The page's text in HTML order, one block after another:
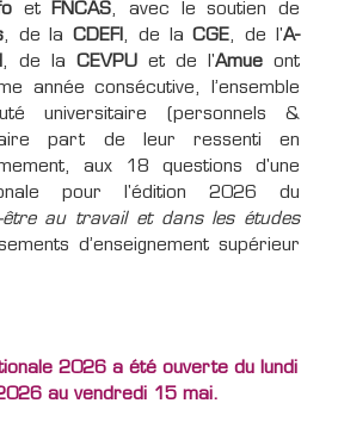
etFNCAS, avec le soutien de
, de laCDEFI, de laCGE, de l'A-
, de la CEVPU et de l'Amue ont
année consécutive, l’ensemble
universitaire (personnels &
part de leur ressenti en
aux 18 questions d'une
pour l'édition 2026 du
être au travail et dans les études
d’enseignement supérieur
2026 a été ouverte du lundi
au vendredi 15 mai.